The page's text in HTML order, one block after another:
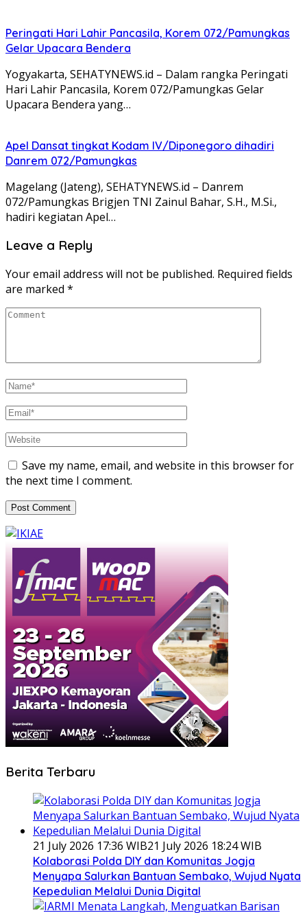
Peringati Hari Lahir Pancasila, Korem 072/Pamungkas
Gelar Upacara Bendera
Yogyakarta, SEHATYNEWS.id – Dalam rangka Peringati
Hari Lahir Pancasila, Korem 072/Pamungkas Gelar
Upacara Bendera yang…
Apel Dansat tingkat Kodam lV/Diponegoro dihadiri
Danrem 072/Pamungkas
Magelang (Jateng), SEHATYNEWS.id – Danrem
072/Pamungkas Brigjen TNI Zainul Bahar, S.H., M.Si.,
hadiri kegiatan Apel…
Leave a Reply
Your email address will not be published. Required fields
are marked *
Save my name, email, and website in this browser for
the next time I comment.
Berita Terbaru
21 July 2026 17:36 WIB21 July 2026 18:24 WIB
Kolaborasi Polda DIY dan Komunitas Jogja
Menyapa Salurkan Bantuan Sembako, Wujud Nyata
Kepedulian Melalui Dunia Digital